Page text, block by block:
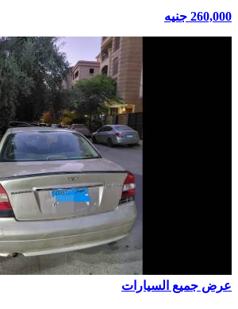
260,000 جنيه
عرض جميع السيارات